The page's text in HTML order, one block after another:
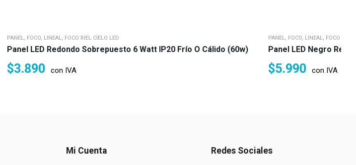
PANEL, FOCO, LINEAL, FOCO RIEL CIELO LED
Panel LED Redondo Sobrepuesto 6 Watt IP20 Frío O Cálido (60w)
$3.890 con IVA
PANEL, FOCO, LINEAL, FOCO RIEL
Panel LED Negro
$5.990 con IVA
Mi Cuenta Redes Sociales